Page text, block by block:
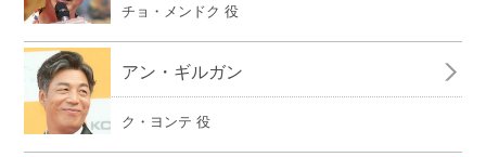
チョ・メンドク 役
アン・ギルガン
ク・ヨンテ 役